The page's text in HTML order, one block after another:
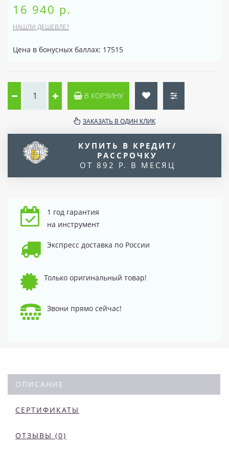
16 940 р.
НАШЛИ ДЕШЕВЛЕ?
Цена в бонусных баллах: 17515
В КОРЗИНУ
ЗАКАЗАТЬ В ОДИН КЛИК
КУПИТЬ В КРЕДИТ/
РАССРОЧКУ
ОТ 892 Р. В МЕСЯЦ
1 год гарантия
на инструмент
Экспресс доставка по России
Только оригинальный товар!
Звони прямо сейчас!
ОПИСАНИЕ
СЕРТИФИКАТЫ
ОТЗЫВЫ (0)